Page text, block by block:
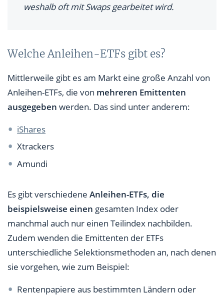
weshalb oft mit Swaps gearbeitet wird.
Welche Anleihen-ETFs gibt es?
Mittlerweile gibt es am Markt eine große Anzahl von
Anleihen-ETFs, die von mehreren Emittenten
ausgegeben werden. Das sind unter anderem:
iShares
Xtrackers
Amundi
Es gibt verschiedene Anleihen-ETFs, die
beispielsweise einen gesamten Index oder
manchmal auch nur einen Teilindex nachbilden.
Zudem wenden die Emittenten der ETFs
unterschiedliche Selektionsmethoden an, nach denen
sie vorgehen, wie zum Beispiel:
Rentenpapiere aus bestimmten Ländern oder